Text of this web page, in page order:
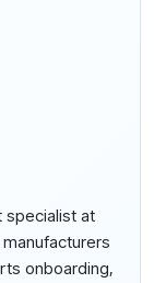
specialist at
onboarding,